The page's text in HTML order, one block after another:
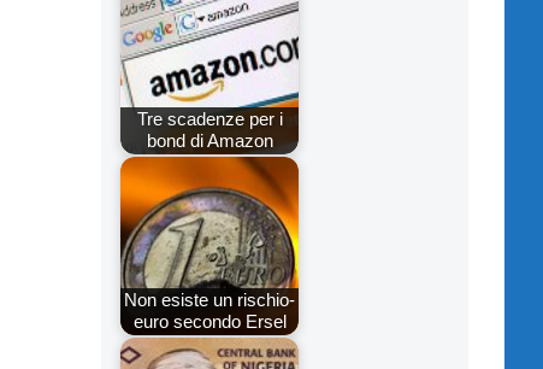
Tre scadenze per i
bond di Amazon
Non esiste un rischio-
euro secondo Ersel